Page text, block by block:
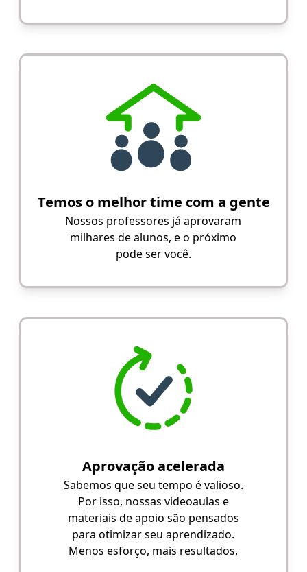
Temos o melhor time com a gente
Nossos professores já aprovaram
milhares de alunos, e o próximo
pode ser você.
Aprovação acelerada
Sabemos que seu tempo é valioso.
Por isso, nossas videoaulas e
materiais de apoio são pensados
para otimizar seu aprendizado.
Menos esforço, mais resultados.